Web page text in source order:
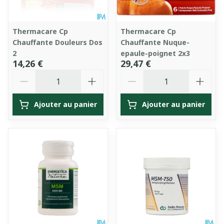
Thermacare Cp
Chauffante Douleurs Dos
2
14,26 €
Ajouter au panier
Thermacare Cp
Chauffante Nuque-
epaule-poignet 2x3
29,47 €
Ajouter au panier